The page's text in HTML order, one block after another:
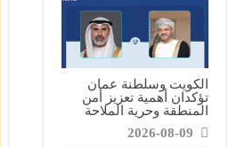
الكويت وسلطنة عمان
تؤكدان أهمية تعزيز أمن
المنطقة وحرية الملاحة
2026-08-09